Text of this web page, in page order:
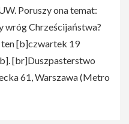
Poruszy ona temat:
wróg Chrześcijaństwa?
ten [b]czwartek 19
[br]Duszpasterstwo
61, Warszawa (Metro